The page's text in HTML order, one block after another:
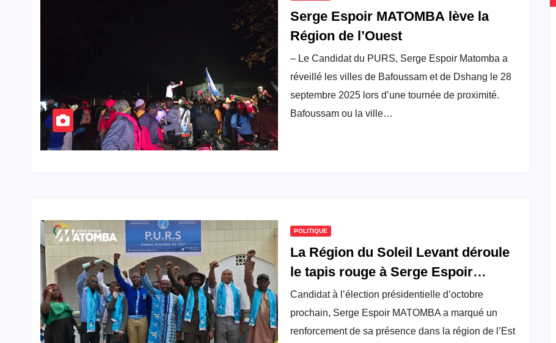
Serge Espoir MATOMBA lève la
Région de l’Ouest
– Le Candidat du PURS, Serge Espoir Matomba a
réveillé les villes de Bafoussam et de Dshang le 28
septembre 2025 lors d’une tournée de proximité.
Bafoussam ou la ville…
POLITIQUE
La Région du Soleil Levant déroule
le tapis rouge à Serge Espoir
Matomba
Candidat à l’élection présidentielle d’octobre
prochain, Serge Espoir MATOMBA a marqué un
renforcement de sa présence dans la région de l’Est